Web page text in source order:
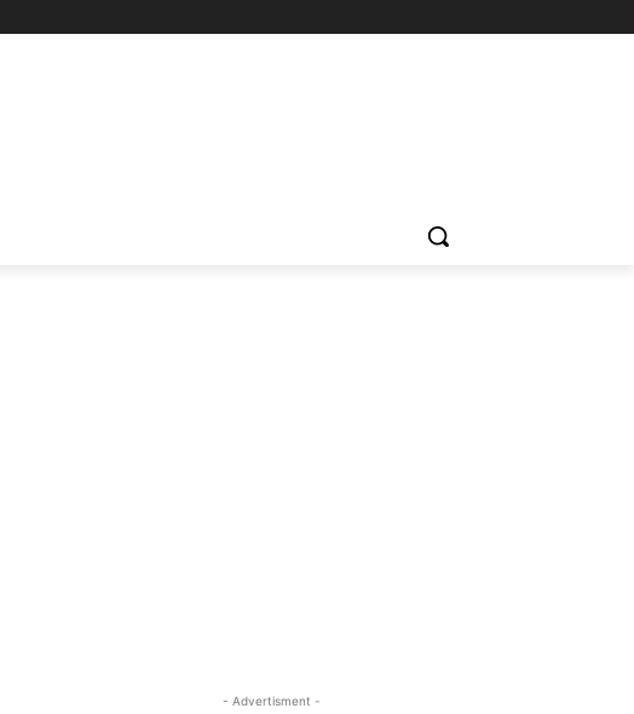
- Advertisment -